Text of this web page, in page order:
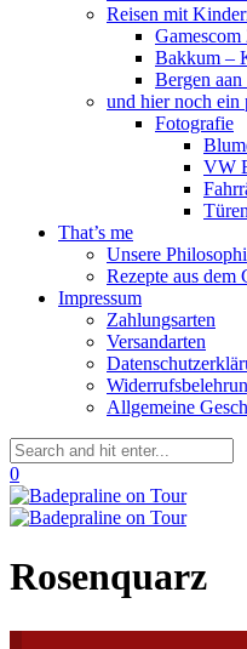
Reisen mit
Bakkum –
Bergen aan
und hier noch
Fotografie
VW
Türen
That’s me
Unsere
Rezepte aus
Impressum
Zahlungsarten
Versandarten
Allgemeine
0
Rosenquarz